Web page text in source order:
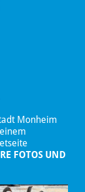
Monheim
FOTOS UND